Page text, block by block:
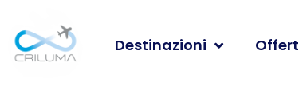
Destinazioni